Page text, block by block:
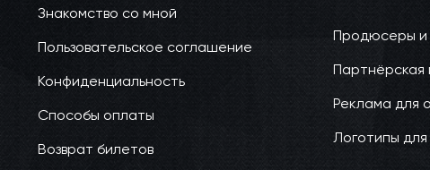
Знакомство со мной
Пользовательское соглашение
Конфиденциальность
Способы оплаты
Возврат билетов
Продюсеры и
Партнёрская
Реклама для
Логотипы